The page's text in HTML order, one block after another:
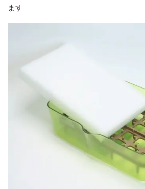
ます